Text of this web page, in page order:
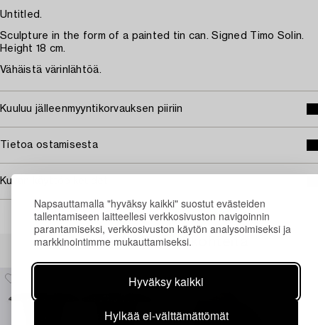
Napsauttamalla "hyväksy kaikki" suostut evästeiden
tallentamiseen laitteellesi verkkosivuston navigoinnin
parantamiseksi, verkkosivuston käytön analysoimiseksi ja
markkinointimme mukauttamiseksi.
Hyväksy kaikki
Hylkää ei-välttämättömät
Untitled.
Sculpture in the form of a painted tin can. Signed Timo Solin.
Height 18 cm.
Vähäistä värinlähtöä.
Kuuluu jälleenmyyntikorvauksen piiriin
Tietoa ostamisesta
Kuvan käyttöoikeudet
Muiden katsomia kohteita